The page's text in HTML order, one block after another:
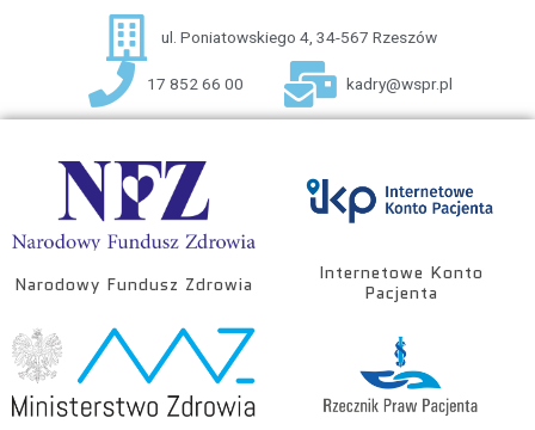
ul. Poniatowskiego 4, 34-567 Rzeszów
17 852 66 00 kadry@wspr.pl
Narodowy Fundusz Zdrowia
Internetowe Konto
Pacjenta